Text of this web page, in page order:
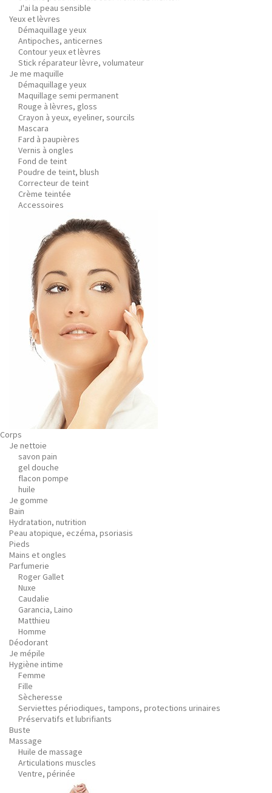
J'ai la peau sensible
Yeux et lèvres
Démaquillage yeux
Antipoches, anticernes
Contour yeux et lèvres
Stick réparateur lèvre, volumateur
Je me maquille
Démaquillage yeux
Maquillage semi permanent
Rouge à lèvres, gloss
Crayon à yeux, eyeliner, sourcils
Mascara
Fard à paupières
Vernis à ongles
Fond de teint
Poudre de teint, blush
Correcteur de teint
Crème teintée
Accessoires
Corps
Je nettoie
savon pain
gel douche
flacon pompe
huile
Je gomme
Bain
Hydratation, nutrition
Peau atopique, eczéma, psoriasis
Pieds
Mains et ongles
Parfumerie
Roger Gallet
Nuxe
Caudalie
Garancia, Laino
Matthieu
Homme
Déodorant
Je mépile
Hygiène intime
Femme
Fille
Sècheresse
Serviettes périodiques, tampons, protections urinaires
Préservatifs et lubrifiants
Buste
Massage
Huile de massage
Articulations muscles
Ventre, périnée